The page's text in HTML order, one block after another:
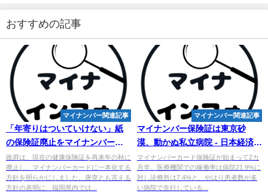
おすすめの記事
マイナンバー関連記事
「年寄りはついていけない」紙
の保険証廃止をマイナンバー
低普及率の村で聞く
政府は、現在の健康保険証を再来年の秋に
廃止し、マイナンバーカードに一本化する
方針を明らかにしました。唐突とも言える
方針の表明に、福岡県内では...
マイナンバー関連記事
マイナンバー保険証は東京砂
漠、動かぬ私立病院 - 日本経済新
聞
マイナンバーカード保険証が始まって2カ
月半。医療機関での稼働率は病院21.9%に
対し診療所は7.4%と、やはり患者数が多
い病院で先行している...